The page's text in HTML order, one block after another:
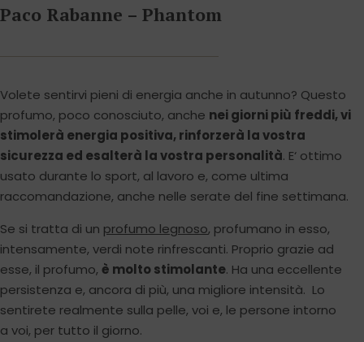
Paco Rabanne – Phantom
Volete sentirvi pieni di energia anche in autunno? Questo
profumo, poco conosciuto, anche nei giorni più freddi, vi
stimolerà energia positiva, rinforzerà la vostra
sicurezza ed esalterà la vostra personalità. E‘ ottimo
usato durante lo sport, al lavoro e, come ultima
raccomandazione, anche nelle serate del fine settimana.
Se si tratta di un profumo legnoso, profumano in esso,
intensamente, verdi note rinfrescanti. Proprio grazie ad
esse, il profumo, è molto stimolante. Ha una eccellente
persistenza e, ancora di più, una migliore intensità. Lo
sentirete realmente sulla pelle, voi e, le persone intorno
a voi, per tutto il giorno.